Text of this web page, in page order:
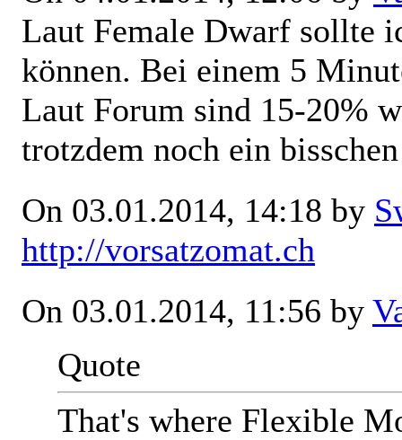
Laut Female Dwarf sollte
können. Bei einem 5
Laut Forum sind 15-20%
trotzdem noch ein
On 03.01.2014, 14:18 by
http://vorsatzomat.ch
On 03.01.2014, 11:56 by
Quote
That's where Flexible